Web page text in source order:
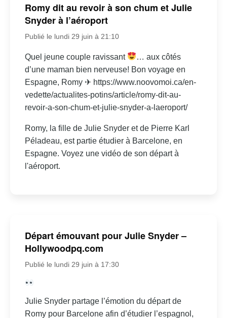
Romy dit au revoir à son chum et Julie
Snyder à l’aéroport
Publié le lundi 29 juin à 21:10
Quel jeune couple ravissant
… aux côtés
d’une maman bien nerveuse! Bon voyage en
Espagne, Romy ✈ https://www.noovomoi.ca/en-
vedette/actualites-potins/article/romy-dit-au-
revoir-a-son-chum-et-julie-snyder-a-laeroport/
Romy, la fille de Julie Snyder et de Pierre Karl
Péladeau, est partie étudier à Barcelone, en
Espagne. Voyez une vidéo de son départ à
l'aéroport.
Départ émouvant pour Julie Snyder –
Hollywoodpq.com
Publié le lundi 29 juin à 17:30
Julie Snyder partage l’émotion du départ de
Romy pour Barcelone afin d’étudier l’espagnol,